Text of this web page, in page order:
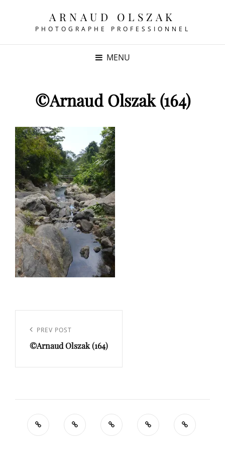
ARNAUD OLSZAK
PHOTOGRAPHE PROFESSIONNEL
MENU
©Arnaud Olszak (164)
l’article
Previous
Post
PREV POST
©Arnaud Olszak (164)